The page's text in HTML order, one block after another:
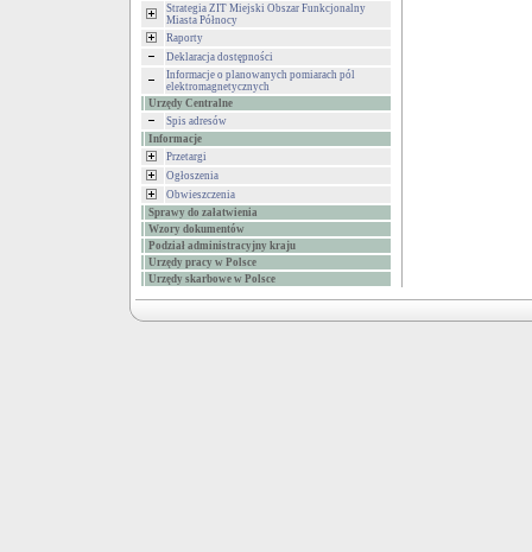
Strategia ZIT Miejski Obszar Funkcjonalny
Miasta Północy
Raporty
Deklaracja dostępności
Informacje o planowanych pomiarach pól
elektromagnetycznych
Urzędy Centralne
Spis adresów
Informacje
Przetargi
Ogłoszenia
Obwieszczenia
Sprawy do załatwienia
Wzory dokumentów
Podział administracyjny kraju
Urzędy pracy w Polsce
Urzędy skarbowe w Polsce